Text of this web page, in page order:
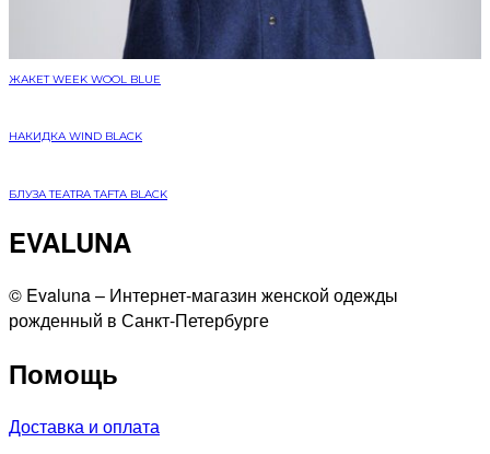
ЖАКЕТ WEEK WOOL BLUE
НАКИДКА WIND BLACK
БЛУЗА TEATRA TAFTA BLACK
EVALUNA
©️ Evaluna – Интернет-магазин женской одежды
рожденный в Санкт-Петербурге
Помощь
Доставка и оплата